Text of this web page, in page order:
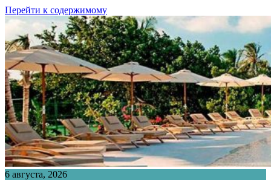
Перейти к содержимому
6 августа, 2026